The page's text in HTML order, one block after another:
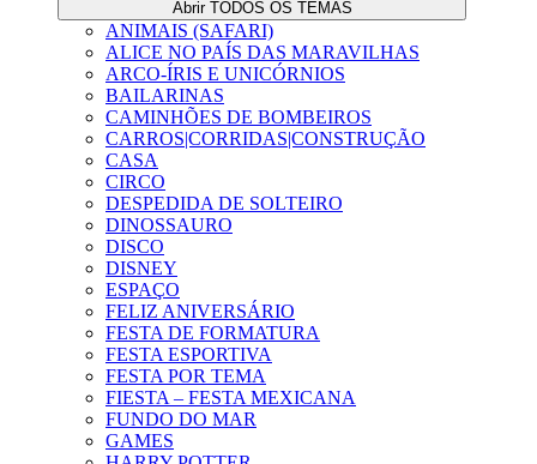
Abrir TODOS OS TEMAS
ANIMAIS (SAFARI)
ALICE NO PAÍS DAS MARAVILHAS
ARCO-ÍRIS E UNICÓRNIOS
BAILARINAS
CAMINHÕES DE BOMBEIROS
CARROS|CORRIDAS|CONSTRUÇÃO
CASA
CIRCO
DESPEDIDA DE SOLTEIRO
DINOSSAURO
DISCO
DISNEY
ESPAÇO
FELIZ ANIVERSÁRIO
FESTA DE FORMATURA
FESTA ESPORTIVA
FESTA POR TEMA
FIESTA – FESTA MEXICANA
FUNDO DO MAR
GAMES